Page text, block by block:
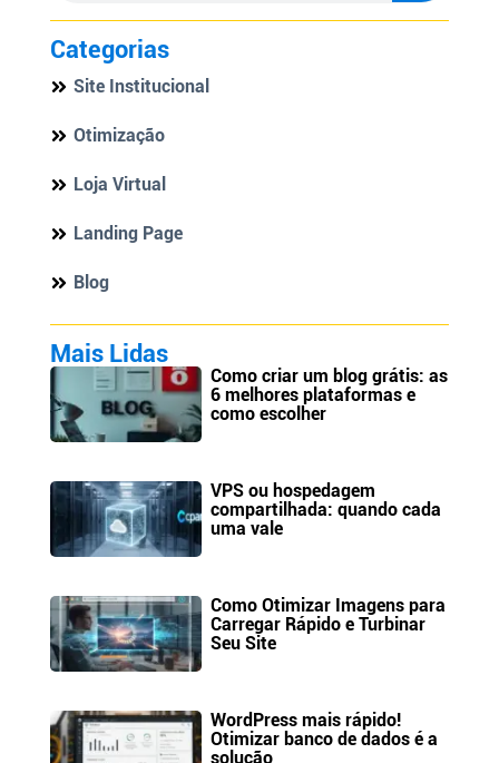
Categorias
Site Institucional
Otimização
Loja Virtual
Landing Page
Blog
Mais Lidas
Como criar um blog grátis: as
6 melhores plataformas e
como escolher
VPS ou hospedagem
compartilhada: quando cada
uma vale
Como Otimizar Imagens para
Carregar Rápido e Turbinar
Seu Site
WordPress mais rápido!
Otimizar banco de dados é a
solução